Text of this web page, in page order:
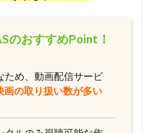
のおすすめPoint！
ため、動画配信サービ
画の取り扱い数が多い